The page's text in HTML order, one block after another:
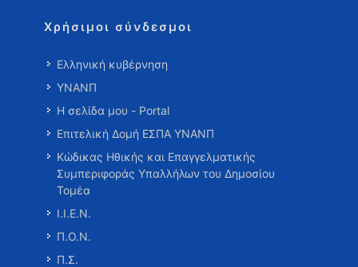
Χρήσιμοι σύνδεσμοι
Ελληνική κυβέρνηση
ΥΝΑΝΠ
Η σελίδα μου - Portal
Επιτελική Δομή ΕΣΠΑ ΥΝΑΝΠ
Κώδικας Ηθικής και Επαγγελματικής
Συμπεριφοράς Υπαλλήλων του Δημοσίου
Τομέα
Ι.Ι.Ε.Ν.
Π.Ο.Ν.
Π.Σ.